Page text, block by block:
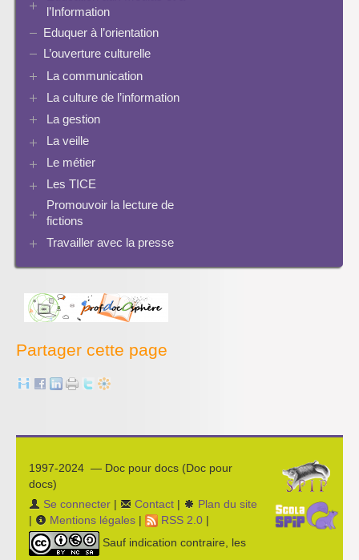
l’Information
EMI et translittératie
La culture de la participation
Identité / Présence numérique / Traces
Informatique, algorithmes et réalité augmentée
Enseigner Google
Ressources pour penser une didactique
Eduquer à l’orientation
L’ouverture culturelle
La communication
Plaquettes de communication
Présence numérique du CDI
La culture de l’information
Ressources pour penser une didactique
La recherche documentaire
Progression info-documentaire
Evaluation de l’information et bibliographie
Séquences à télécharger
La gestion
Les logiciels documentaires
Bcdi esidoc
La veille
Netvibes
Scoop.it
Le métier
Perspective historique
Pratiques
Les TICE
Archives Audiovisuel et Tice
Promouvoir la lecture de
fictions
Bibliographies
Travailler avec la presse
Enseigner la presse écrite
L’économie des médias
Partager cette page
1997-2024 — Doc pour docs (Doc pour
docs)
Se connecter | Contact |
Plan du site
|
Mentions légales | RSS 2.0 |
Sauf indication contraire, les